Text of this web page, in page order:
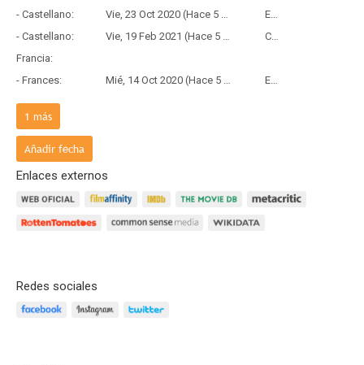
- Castellano: Vie, 23 Oct 2020 (Hace 5 años y 9 meses)
Estreno
- Castellano:
Vie, 19 Feb 2021 (Hace 5 años y 5 meses)
Copia Física
Francia:
- Frances:
Mié, 14 Oct 2020 (Hace 5 años y 9 meses)
Estreno
País de origen:
- V.O:
1 más
Añadir fecha
Enlaces externos
Redes sociales